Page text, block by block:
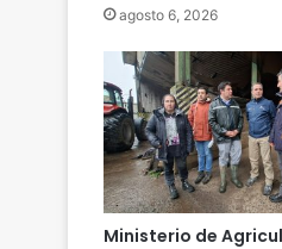
agosto 6, 2026
Ministerio de